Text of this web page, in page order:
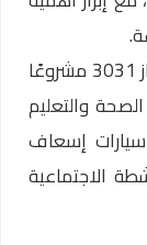
وكشف العرض المقدم خلال اللقاء عن إنجاز 3031 مشروعًا
الصحة والتعليم
سيارات إسعاف
الاجتماعية